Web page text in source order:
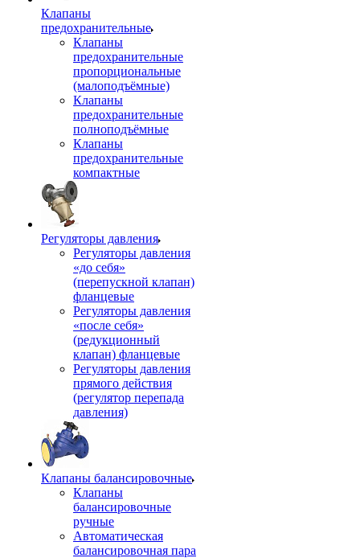
Клапаны
предохранительные
Клапаны
предохранительные
пропорциональные
(малоподъёмные)
Клапаны
предохранительные
полноподъёмные
Клапаны
предохранительные
компактные
Регуляторы давления
Регуляторы давления
«до себя»
(перепускной клапан)
фланцевые
Регуляторы давления
«после себя»
(редукционный
клапан) фланцевые
Регуляторы давления
прямого действия
(регулятор перепада
давления)
Клапаны балансировочные
Клапаны
балансировочные
ручные
Автоматическая
балансировочная пара